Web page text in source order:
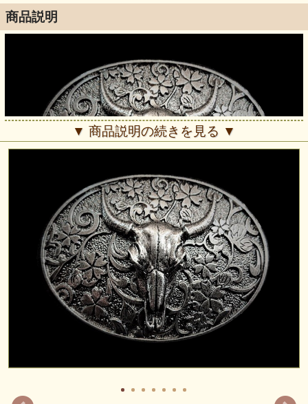
商品説明
日本のバックル専門店が企画・販売する純国産バックルで
す。日本の職人さんの技が光る、ハイクオリティーな仕上が
りを是非ご堪能下さい！素材はピューター（錫）、リングは
真鍮製です。アンティーク調のカラーで仕上げました。アメ
リカンなテイストながら純日本製に拘って作ったバックルで
ァロースカル。日本の技術とアメリカのバックル文化の融合
に日本製バックルを日本のバックル文化として世界に発信し
ていけたらと考えています。
▼ 商品説明の続きを見る ▼